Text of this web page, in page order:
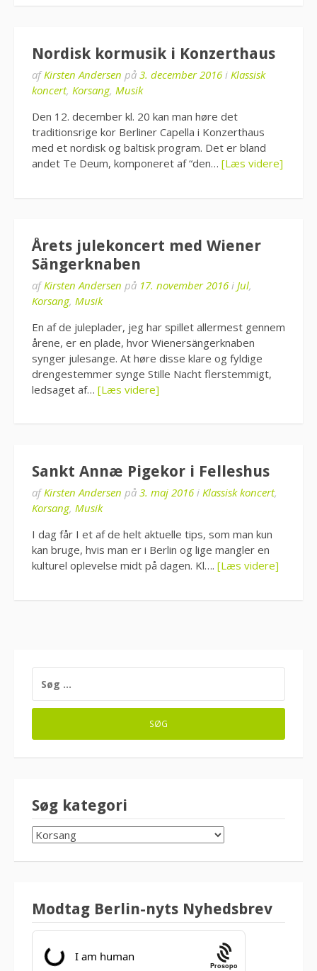
Nordisk kormusik i Konzerthaus
afKirsten Andersen på 3. december 2016 i Klassisk
koncert, Korsang, Musik
Den 12. december kl. 20 kan man høre det
traditionsrige kor Berliner Capella i Konzerthaus
med et nordisk og baltisk program. Det er bland
andet Te Deum, komponeret af “den… [Læs videre]
Årets julekoncert med Wiener
Sängerknaben
afKirsten Andersen på 17. november 2016 i Jul,
Korsang, Musik
En af de juleplader, jeg har spillet allermest gennem
årene, er en plade, hvor Wienersängerknaben
synger julesange. At høre disse klare og fyldige
drengestemmer synge Stille Nacht flerstemmigt,
ledsaget af… [Læs videre]
Sankt Annæ Pigekor i Felleshus
afKirsten Andersen på 3. maj 2016 i Klassisk koncert,
Korsang, Musik
I dag får I et af de helt aktuelle tips, som man kun
kan bruge, hvis man er i Berlin og lige mangler en
kulturel oplevelse midt på dagen. Kl…. [Læs videre]
EFTER:
Søg kategori
SØG
KATEGORI
Modtag Berlin-nyts Nyhedsbrev
Prosopo